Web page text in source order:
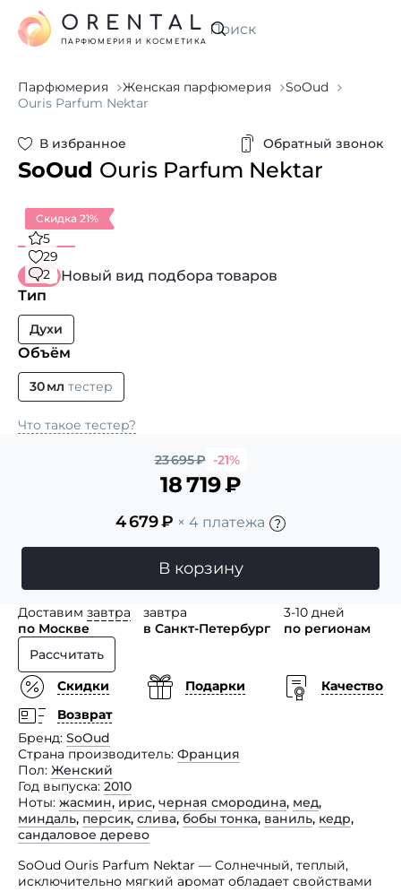
Искать
ORENTAL
ПАРФЮМЕРИЯ И КОСМЕТИКА
Парфюмерия Женская парфюмерия
SoOud
Ouris Parfum Nektar
В избранное Обратный звонок
SoOud Ouris Parfum Nektar
Скидка 21%
5
29
2
Новый вид подбора товаров
Тип
Духи
Объём
30 мл тестер
Что такое тестер?
23 695₽ -21%
18 719₽
4 679₽ × 4 платежа
В корзину
Доставим завтра
по Москве
завтра
в Санкт-Петербург
3-10 дней
по регионам
Рассчитать
Скидки
Подарки
Качество
Возврат
Бренд SoOud
Страна производитель Франция
Пол Женский
Год выпуска 2010
Ноты жасмин, ирис, черная смородина, мед,
миндаль, персик, слива, бобы тонка, ваниль, кедр,
сандаловое дерево
SoOud Ouris Parfum Nektar — Солнечный, теплый,
исключительно мягкий аромат обладает свойствами